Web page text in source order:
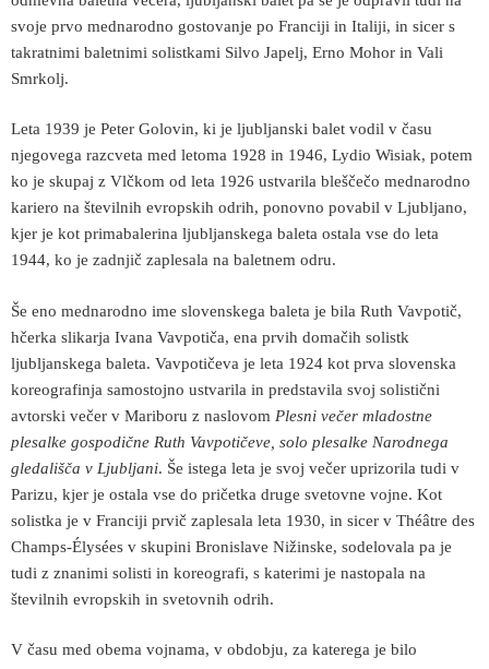
svoje prvo mednarodno gostovanje po Franciji in Italiji, in sicer s
takratnimi baletnimi solistkami Silvo Japelj, Erno Mohor in Vali
Smrkolj.
Leta 1939 je Peter Golovin, ki je ljubljanski balet vodil v času
njegovega razcveta med letoma 1928 in 1946, Lydio Wisiak, potem
ko je skupaj z Vlčkom od leta 1926 ustvarila bleščečo mednarodno
kariero na številnih evropskih odrih, ponovno povabil v Ljubljano,
kjer je kot primabalerina ljubljanskega baleta ostala vse do leta
1944, ko je zadnjič zaplesala na baletnem odru.
Še eno mednarodno ime slovenskega baleta je bila Ruth Vavpotič,
hčerka slikarja Ivana Vavpotiča, ena prvih domačih solistk
ljubljanskega baleta. Vavpotičeva je leta 1924 kot prva slovenska
koreografinja samostojno ustvarila in predstavila svoj solistični
avtorski večer v Mariboru z naslovom Plesni večer mladostne
plesalke gospodične Ruth Vavpotičeve, solo plesalke Narodnega
gledališča v Ljubljani. Še istega leta je svoj večer uprizorila tudi v
Parizu, kjer je ostala vse do pričetka druge svetovne vojne. Kot
solistka je v Franciji prvič zaplesala leta 1930, in sicer v Théâtre des
Champs-Élysées v skupini Bronislave Nižinske, sodelovala pa je
tudi z znanimi solisti in koreografi, s katerimi je nastopala na
številnih evropskih in svetovnih odrih.
V času med obema vojnama, v obdobju, za katerega je bilo